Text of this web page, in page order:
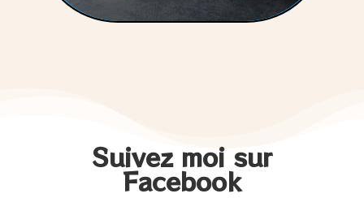
Suivez moi sur
Facebook